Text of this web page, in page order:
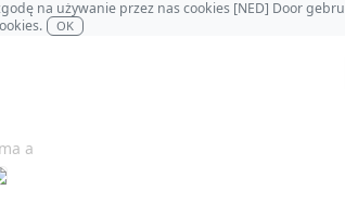
na używanie przez nas cookies [NED] Door
OK
a